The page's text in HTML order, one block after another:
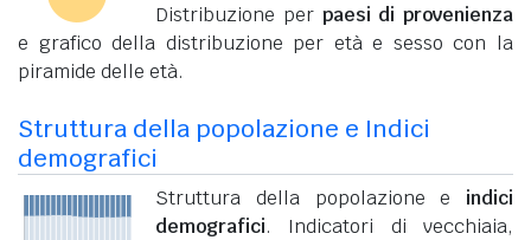
Distribuzione per paesi di provenienza
e grafico della distribuzione per età e sesso con la
piramide delle età.
Struttura della popolazione e Indici
demografici
Struttura della popolazione e indici
demografici. Indicatori di vecchiaia,